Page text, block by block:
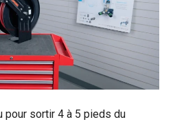
pour sortir 4 à 5 pieds du